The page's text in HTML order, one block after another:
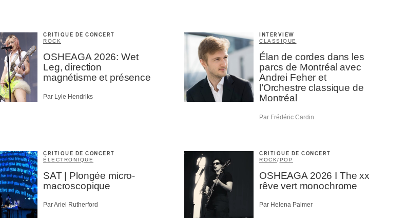
CRITIQUE DE CONCERT
ROCK
OSHEAGA 2026: Wet
Leg, direction
magnétisme et présence
Par Lyle Hendriks
INTERVIEW
CLASSIQUE
Élan de cordes dans les
parcs de Montréal avec
Andrei Feher et
l’Orchestre classique de
Montréal
Par Frédéric Cardin
CRITIQUE DE CONCERT
ÉLECTRONIQUE
SAT | Plongée micro-
macroscopique
Par Ariel Rutherford
CRITIQUE DE CONCERT
ROCK/POP
OSHEAGA 2026 I The xx
rêve vert monochrome
Par Helena Palmer